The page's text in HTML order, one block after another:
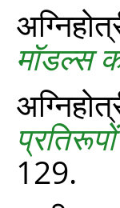
मॉडल्स
129.